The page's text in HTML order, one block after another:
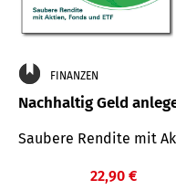
FINANZEN
Nachhaltig Geld
Saubere Rendite mit
22,90 €